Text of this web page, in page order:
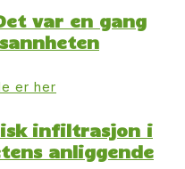
var en gang
infiltrasjon i
anliggende